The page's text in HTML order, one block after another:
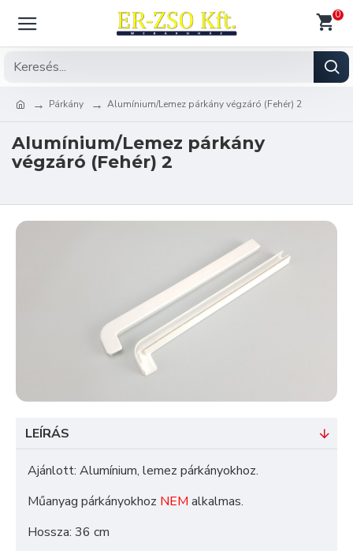
0
Párkány Alumínium/Lemez párkány végzáró (Fehér) 2
Alumínium/Lemez párkány
végzáró (Fehér) 2
LEÍRÁS
Ajánlott: Alumínium, lemez párkányokhoz.
Műanyag párkányokhoz NEM alkalmas.
Hossza: 36 cm